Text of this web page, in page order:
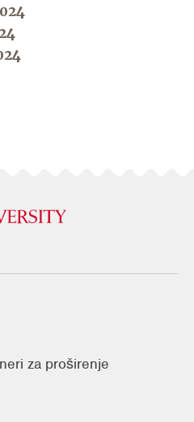
za proširenje